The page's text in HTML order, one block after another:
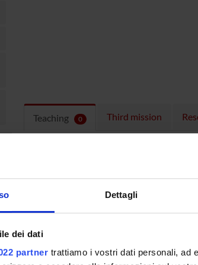
Dettagli
dei dati
partner trattiamo i vostri dati personali, ad
Teaching 0 Third mission
Modules running in the period selected:0
Click on the module to see the timetable